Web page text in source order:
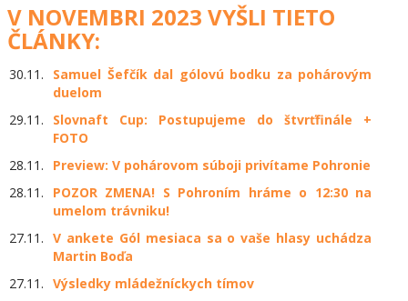
V NOVEMBRI 2023 VYŠLI TIETO
ČLÁNKY:
30.11.
Samuel Šefčík dal gólovú bodku za pohárovým
duelom
29.11.
Slovnaft Cup: Postupujeme do štvrťfinále +
FOTO
28.11.
Preview: V pohárovom súboji privítame Pohronie
28.11.
POZOR ZMENA! S Pohroním hráme o 12:30 na
umelom trávniku!
27.11. V ankete Gól mesiaca sa o vaše hlasy uchádza
Martin Boďa
27.11. Výsledky mládežníckych tímov